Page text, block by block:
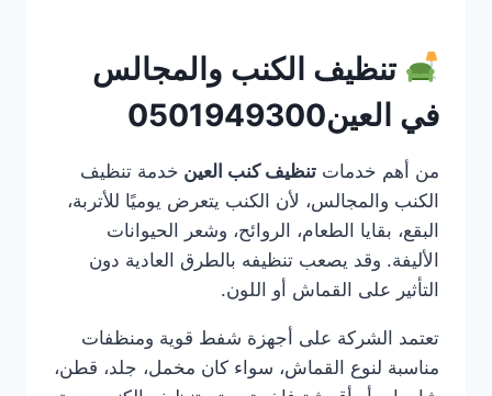
تنظيف الكنب والمجالس
في العين0501949300
من أهم خدمات تنظيف كنب العين خدمة تنظيف
الكنب والمجالس، لأن الكنب يتعرض يوميًا للأتربة،
البقع، بقايا الطعام، الروائح، وشعر الحيوانات
الأليفة. وقد يصعب تنظيفه بالطرق العادية دون
التأثير على القماش أو اللون.
تعتمد الشركة على أجهزة شفط قوية ومنظفات
مناسبة لنوع القماش، سواء كان مخمل، جلد، قطن،